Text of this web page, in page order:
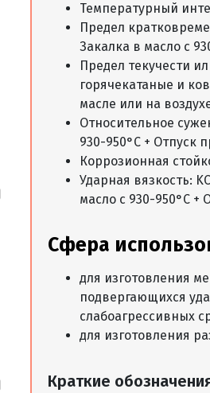
Температурный
Предел
Закалка в масло с
Предел текучести
горячекатаные и
масле или на
Относительное
930-950°С + Отпуск
Коррозионная
Ударная вязкость:
масло с 930-950°С +
Сфера
для изготовления
подвергающихся
слабоагрессивных
для изготовления
Краткие